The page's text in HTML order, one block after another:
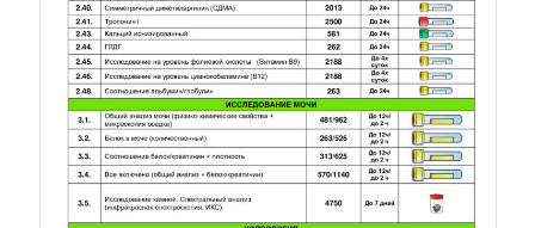
Прайс. Лист 3